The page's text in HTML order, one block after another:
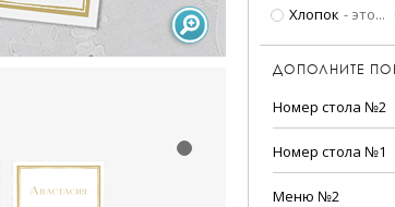
Хлопок - это...
ДОПОЛНИТЕ
Номер стола №2
Номер стола №1
Меню №2